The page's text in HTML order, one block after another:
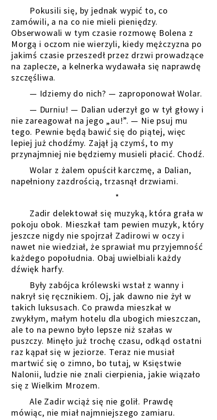
Pokusili się, by jednak wypić to, co
zamówili, a na co nie mieli pieniędzy.
Obserwowali w tym czasie rozmowę Bolena z
Morgą i oczom nie wierzyli, kiedy mężczyzna po
jakimś czasie przeszedł przez drzwi prowadzące
na zaplecze, a kelnerka wydawała się naprawdę
szczęśliwa.
— Idziemy do nich? — zaproponował Wolar.
— Durniu! — Dalian uderzył go w tył głowy i
nie zareagował na jego „au!”. — Nie psuj mu
tego. Pewnie będą bawić się do piątej, więc
lepiej już chodźmy. Zajął ją czymś, to my
przynajmniej nie będziemy musieli płacić. Chodź.
Wolar z żalem opuścił karczmę, a Dalian,
napełniony zazdrością, trzasnął drzwiami.
*
Zadir delektował się muzyką, która grała w
pokoju obok. Mieszkał tam pewien muzyk, który
jeszcze nigdy nie spojrzał Zadirowi w oczy i
nawet nie wiedział, że sprawiał mu przyjemność
każdego popołudnia. Obaj uwielbiali każdy
dźwięk harfy.
Były zabójca królewski wstał z wanny i
nakrył się ręcznikiem. Oj, jak dawno nie żył w
takich luksusach. Co prawda mieszkał w
zwykłym, małym hotelu dla ubogich mieszczan,
ale to na pewno było lepsze niż szałas w
puszczy. Minęło już trochę czasu, odkąd ostatni
raz kąpał się w jeziorze. Teraz nie musiał
martwić się o zimno, bo tutaj, w Księstwie
Nalonii, ludzie nie znali cierpienia, jakie wiązało
się z Wielkim Mrozem.
Ale Zadir wciąż się nie golił. Prawdę
mówiąc, nie miał najmniejszego zamiaru.